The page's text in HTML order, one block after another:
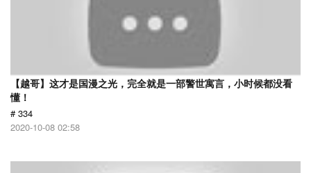
【越哥】这才是国漫之光，完全就是一部警世寓言，小时候都没看
懂！
# 334
2020-10-08 02:58